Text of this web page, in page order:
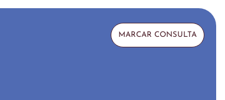
MARCAR CONSULTA